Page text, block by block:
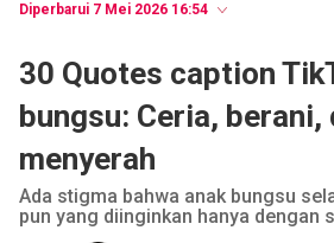
OLAHRAGA
SERIUS
VIDEO
Diperbarui 7 Mei 2026 16:54
30 Quotes caption
bungsu: Ceria, berani,
menyerah
Ada stigma bahwa anak bungsu
pun yang diinginkan hanya dengan